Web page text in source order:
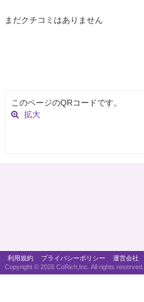
まだクチコミはありません
このページのQRコードです。
拡大
利用規約 プライバシーポリシー 運営会社
Copyright © 2026 CoRich,Inc. All rights reserved.